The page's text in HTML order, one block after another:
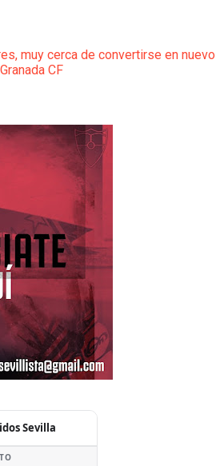
muy cerca de convertirse en nuevo
CF